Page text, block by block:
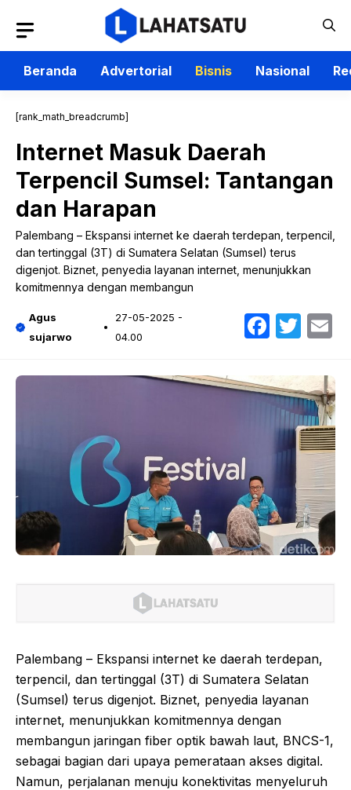
isi
Beranda
Advertorial Bisnis Nasional
[rank_math_breadcrumb]
Internet Masuk Daerah
Terpencil Sumsel: Tantangan
dan Harapan
Palembang – Ekspansi internet ke daerah terdepan, terpencil,
dan tertinggal (3T) di Sumatera Selatan (Sumsel) terus
digenjot. Biznet, penyedia layanan internet, menunjukkan
komitmennya dengan membangun
Agus
sujarwo
27-05-2025 -
04.00
Palembang – Ekspansi internet ke daerah terdepan,
terpencil, dan tertinggal (3T) di Sumatera Selatan
(Sumsel) terus digenjot. Biznet, penyedia layanan
internet, menunjukkan komitmennya dengan
membangun jaringan fiber optik bawah laut, BNCS-1,
sebagai bagian dari upaya pemerataan akses digital.
Namun, perjalanan menuju konektivitas menyeluruh